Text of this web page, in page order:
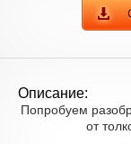
Описание:
Попробуем
от